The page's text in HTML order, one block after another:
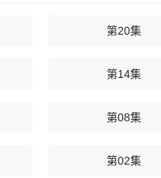
第20集
第14集
第08集
第02集